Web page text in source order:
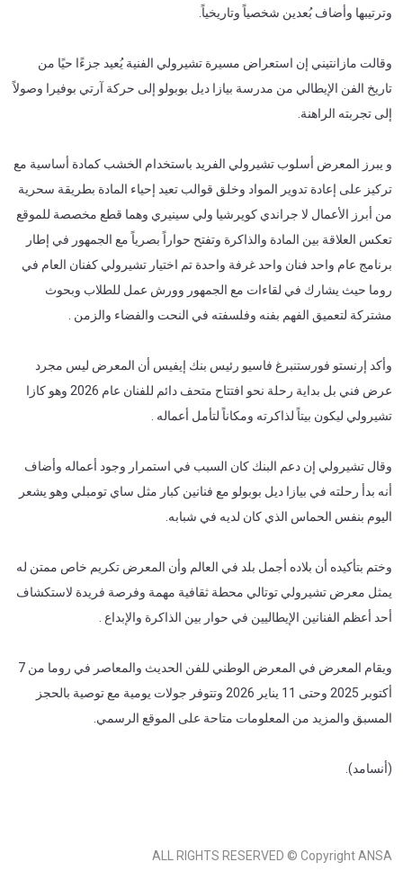
وترتيبها وأضاف بُعدين شخصياً وتاريخياً.
وقالت مازانتيني إن استعراض مسيرة تشيرولي الفنية يُعيد جزءًا حيًا من
تاريخ الفن الإيطالي من مدرسة بيازا ديل بوبولو إلى حركة آرتي بوفيرا وصولاً
إلى تجربته الراهنة.
و يبرز المعرض أسلوب تشيرولي الفريد باستخدام الخشب كمادة أساسية مع
تركيز على إعادة تدوير المواد وخلق قوالب تعيد إحياء المادة بطريقة سحرية
من أبرز الأعمال لا جراندي كويرشيا ولي سينيري وهما قطع مخصصة للموقع
تعكس العلاقة بين المادة والذاكرة وتفتح حواراً بصرياً مع الجمهور في إطار
برنامج عام واحد فنان واحد غرفة واحدة تم اختيار تشيرولي كفنان العام في
روما حيث يشارك في لقاءات مع الجمهور وورش عمل للطلاب وبحوث
مشتركة لتعميق الفهم بفنه وفلسفته في النحت والفضاء والزمن .
وأكد إرنستو فورستنبرغ فاسيو رئيس بنك إيفيس أن المعرض ليس مجرد
عرض فني بل بداية رحلة نحو افتتاح متحف دائم للفنان عام 2026 وهو كازا
تشيرولي ليكون بيتاً لذاكرته ومكاناً لتأمل أعماله .
وقال تشيرولي إن دعم البنك كان السبب في استمرار وجود أعماله وأضاف
أنه بدأ رحلته في بيازا ديل بوبولو مع فنانين كبار مثل ساي تومبلي وهو يشعر
اليوم بنفس الحماس الذي كان لديه في شبابه.
وختم بتأكيده أن بلاده أجمل بلد في العالم وأن المعرض تكريم خاص ممتن له
يمثل معرض تشيرولي توتالي محطة ثقافية مهمة وفرصة فريدة لاستكشاف
أحد أعظم الفنانين الإيطاليين في حوار بين الذاكرة والإبداع .
ويقام المعرض في المعرض الوطني للفن الحديث والمعاصر في روما من 7
أكتوبر 2025 وحتى 11 يناير 2026 وتتوفر جولات يومية مع توصية بالحجز
المسبق والمزيد من المعلومات متاحة على الموقع الرسمي.
(أنسامد).
ALL RIGHTS RESERVED © Copyright ANSA